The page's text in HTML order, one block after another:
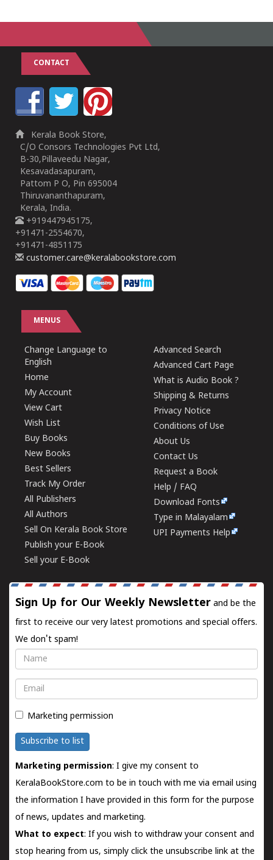
CONTACT
Kerala Book Store,
C/O Consors Technologies Pvt Ltd,
B-30,Pillaveedu Nagar,
Kesavadasapuram,
Pattom P O, Pin 695004
Thiruvananthapuram,
Kerala, India.
+919447945175,
+91471-2554670,
+91471-4851175
customer.care@keralabookstore.com
MENUS
Change Language to
English
Home
My Account
View Cart
Wish List
Buy Books
New Books
Best Sellers
Track My Order
All Publishers
All Authors
Sell On Kerala Book Store
Publish your E-Book
Sell your E-Book
Advanced Search
Advanced Cart Page
What is Audio Book ?
Shipping & Returns
Privacy Notice
Conditions of Use
About Us
Contact Us
Request a Book
Help / FAQ
Download Fonts
Type in Malayalam
UPI Payments Help
Sign Up for Our Weekly Newsletter and be the
first to receive our very latest promotions and special offers.
We don't spam!
Name
Email
Marketing permission
Subscribe to list
Marketing permission: I give my consent to
KeralaBookStore.com to be in touch with me via email using
the information I have provided in this form for the purpose
of news, updates and marketing.
What to expect: If you wish to withdraw your consent and
stop hearing from us, simply click the unsubscribe link at the